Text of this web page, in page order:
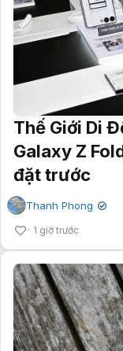
Thế Giới Di
Galaxy Z
đặt trước
Thanh Phong ✔
1 giờ trước